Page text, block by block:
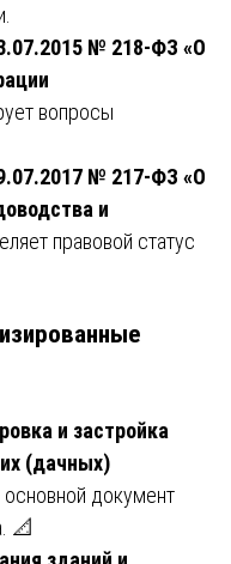
№ 218-ФЗ «О
вопросы
№ 217-ФЗ «О
и
правовой статус
и застройка
(дачных)
документ
📐